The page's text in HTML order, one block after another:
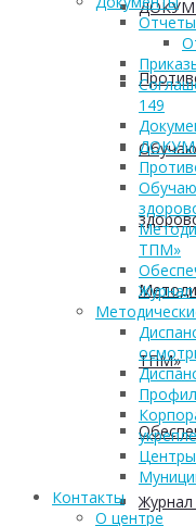
ТПМ»
Отчеты
149
ТПМ»
Контакты
О центре